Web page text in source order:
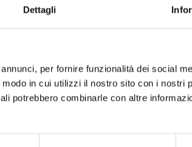
Dettagli
per fornire funzionalità dei social
in cui utilizzi il nostro sito con i nostri
potrebbero combinarle con altre